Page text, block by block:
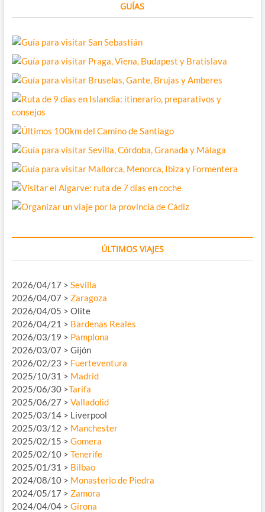
GUÍAS
ÚLTIMOS VIAJES
2026/04/17 > Sevilla
2026/04/07 > Zaragoza
2026/04/05 > Olite
2026/04/21 > Bardenas Reales
2026/03/19 > Pamplona
2026/03/07 > Gijón
2026/02/23 > Fuerteventura
2025/10/31 > Madrid
2025/06/30 >Tarifa
2025/06/27 > Valladolid
2025/03/14 > Liverpool
2025/03/12 > Manchester
2025/02/15 > Gomera
2025/02/10 > Tenerife
2025/01/31 > Bilbao
2024/08/10 > Monasterio de Piedra
2024/05/17 > Zamora
2024/04/04 > Girona